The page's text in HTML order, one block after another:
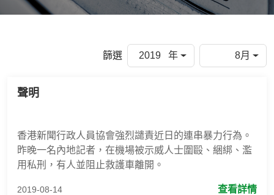
篩選 2019 年 8月
聲明
香港新聞行政人員協會強烈譴責近日的連串暴力行為。
昨晚一名內地記者，在機場被示威人士圍毆、綑綁、濫
用私刑，有人並阻止救護車離開。
2019-08-14 查看詳情